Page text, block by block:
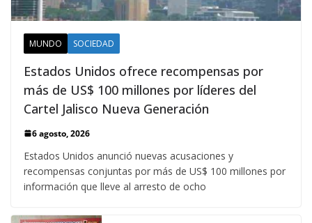
MUNDO SOCIEDAD
Estados Unidos ofrece recompensas por
más de US$ 100 millones por líderes del
Cartel Jalisco Nueva Generación
6 agosto, 2026
Estados Unidos anunció nuevas acusaciones y
recompensas conjuntas por más de US$ 100 millones por
información que lleve al arresto de ocho